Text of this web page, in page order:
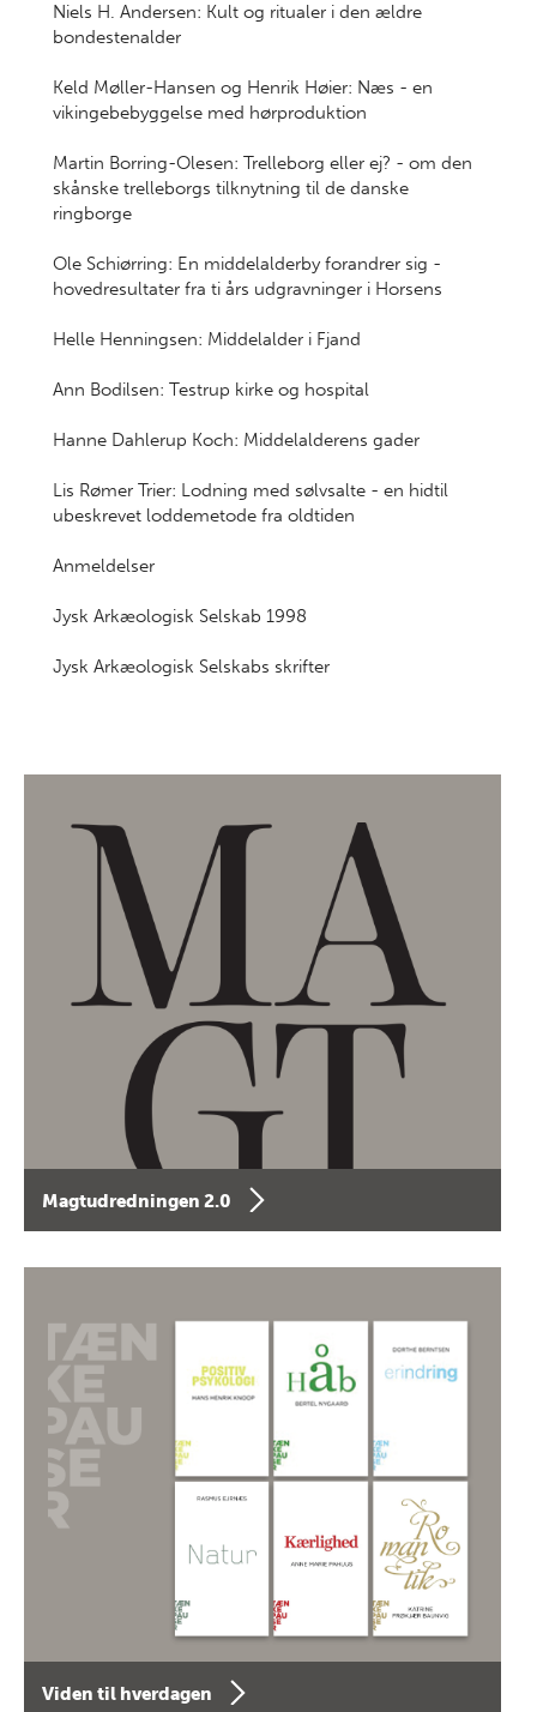
Niels H. Andersen: Kult og ritualer i den ældre
bondestenalder
Keld Møller-Hansen og Henrik Høier: Næs - en
vikingebebyggelse med hørproduktion
Martin Borring-Olesen: Trelleborg eller ej? - om den
skånske trelleborgs tilknytning til de danske
ringborge
Ole Schiørring: En middelalderby forandrer sig -
hovedresultater fra ti års udgravninger i Horsens
Helle Henningsen: Middelalder i Fjand
Ann Bodilsen: Testrup kirke og hospital
Hanne Dahlerup Koch: Middelalderens gader
Lis Rømer Trier: Lodning med sølvsalte - en hidtil
ubeskrevet loddemetode fra oldtiden
Anmeldelser
Jysk Arkæologisk Selskab 1998
Jysk Arkæologisk Selskabs skrifter
Magtudredningen 2.0
Viden til hverdagen